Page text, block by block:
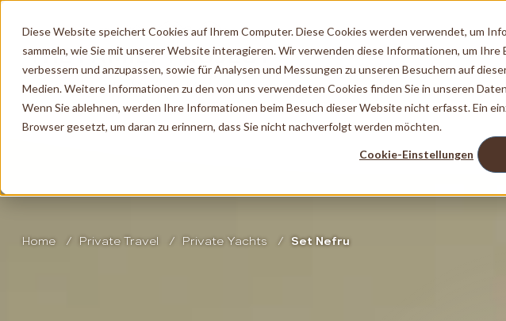
Diese Website speichert Cookies auf Ihrem Computer. Diese Cookies werden verwendet, um
sammeln, wie Sie mit unserer Website interagieren. Wir verwenden diese Informationen, um Ihre
verbessern und anzupassen, sowie für Analysen und Messungen zu unseren Besuchern auf
Medien. Weitere Informationen zu den von uns verwendeten Cookies finden Sie in unseren
Wenn Sie ablehnen, werden Ihre Informationen beim Besuch dieser Website nicht erfasst. Ein
Browser gesetzt, um daran zu erinnern, dass Sie nicht nachverfolgt werden möchten.
Cookie-Einstellungen
Home Private Travel Private Yachts Set Nefru